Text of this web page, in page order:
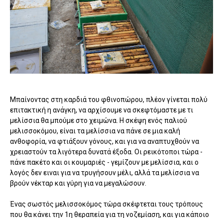
Μπαίνοντας στη καρδιά του φθινοπώρου, πλέον γίνεται πολύ
επιτακτική η ανάγκη, να αρχίσουμε να σκεφτόμαστε με τι
μελίσσια θα μπούμε στο χειμώνα. Η σκέψη ενός παλιού
μελισσοκόμου, είναι τα μελίσσια να πάνε σε μια καλή
ανθοφορία, να φτιάξουν γόνους, και για να αναπτυχθούν να
χρειαστούν τα λιγότερα δυνατά έξοδα. Οι ρεικότοποι τώρα -
πάνε πακέτο και οι κουμαριές - γεμίζουν με μελίσσια, και ο
λογός δεν ειναι για να τρυγήσουν μέλι, αλλά τα μελίσσια να
βρούν νέκταρ και γύρη για να μεγαλώσουν.
Ένας σωστός μελισσοκόμος τώρα σκέφτεται τους τρόπους
που θα κάνει την 1η θεραπεία για τη νοζεμίαση, και για κάποιο